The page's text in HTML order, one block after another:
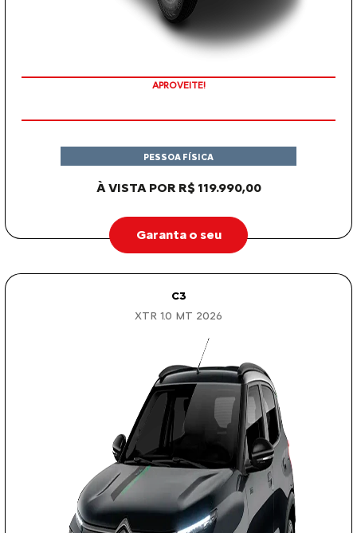
APROVEITE!
À VISTA POR R$ 119.990,00
PESSOA FÍSICA
Garanta o seu
C3
XTR 1.0 MT 2026